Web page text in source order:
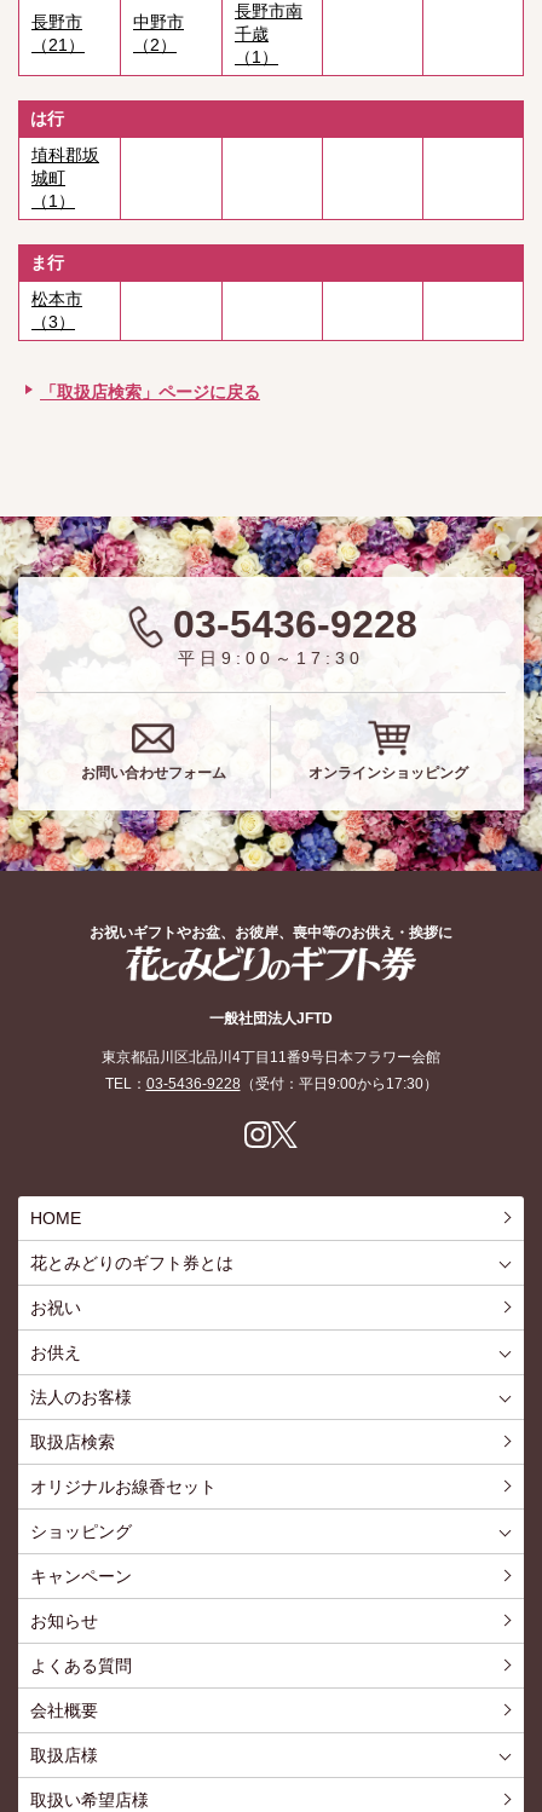
長野市
（21）
中野市
（2）
長野市南
千歳
（1）
は行
埴科郡坂
城町
（1）
ま行
松本市
（3）
「取扱店検索」ページに戻る
03-5436-9228
平日9:00～17:30
お問い合わせフォーム オンラインショッピング
お祝いギフトやお盆、お彼岸、喪中等のお供え・挨拶に
一般社団法人JFTD
東京都品川区北品川4丁目11番9号日本フラワー会館
TEL： 03-5436-9228 （受付：平日9:00から17:30）
HOME
花とみどりのギフト券とは
お祝い
お供え
法人のお客様
取扱店検索
オリジナルお線香セット
ショッピング
キャンペーン
お知らせ
よくある質問
会社概要
取扱店様
取扱い希望店様